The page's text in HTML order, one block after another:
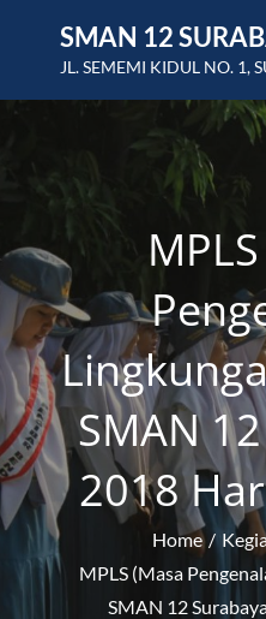
SMAN 12
JL. SEMEMI KIDUL NO. 1,
SMAN
2018
Home
MPLS (Masa
SMAN 12